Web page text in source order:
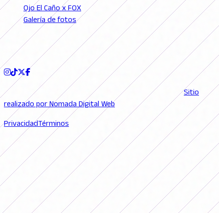
Ojo El Caño x FOX
Galería de fotos
Podcast
SEGUINOS
© 2026 FutFemGol. Todos los derechos reservados. |Sitio
realizado por Nomada Digital Web
PrivacidadTérminos